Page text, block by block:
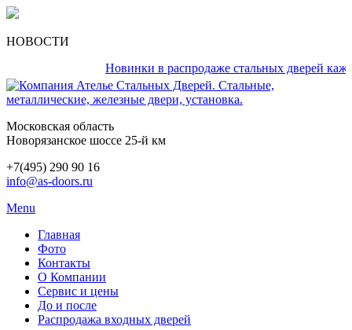
НОВОСТИ
Новинки в распродаже стальных дверей каждый
Московская область
Новорязанское шоссе 25-й км
+7(495) 290 90 16
info@as-doors.ru
Menu
Главная
Фото
Контакты
О Компании
Сервис и цены
До и после
Распродажа входных дверей